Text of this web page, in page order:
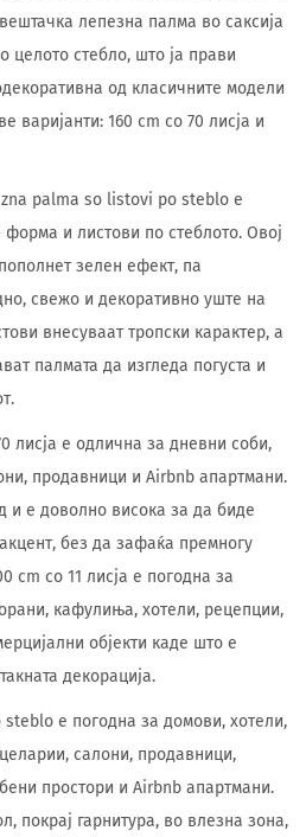
лепезна палма во саксија
целото стебло, што ја прави
од класичните модели
варијанти: 160 cm со 70 лисја и
palma so listovi po steblo е
и листови по стеблото. Овој
зелен ефект, па
свежо и декоративно уште на
внесуваат тропски карактер, а
палмата да изгледа погуста и
лисја е одлична за дневни соби,
продавници и Airbnb апартмани.
и е доволно висока за да биде
без да зафаќа премногу
cm со 11 лисја е погодна за
кафулиња, хотели, рецепции,
објекти каде што е
декорација.
е погодна за домови, хотели,
салони, продавници,
простори и Airbnb апартмани.
покрај гарнитура, во влезна зона,